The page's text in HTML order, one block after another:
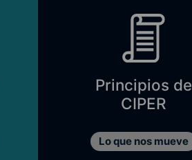
Principios de
CIPER
Lo que nos mueve